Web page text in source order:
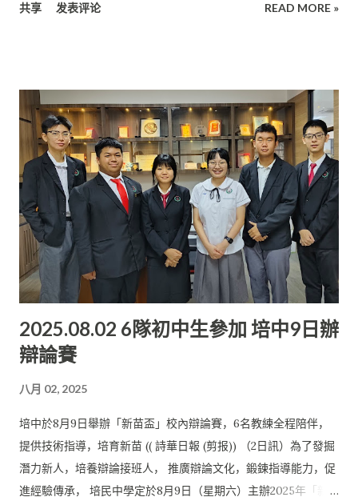
(Sunway University)就讀數字電影製作(Digital Film
弟學妹提供了寶貴的經驗和建議。 林惠姍之所以選擇培中，是受
到姐姐和哥哥的影響，在就讀過程中， 她逐漸愛上了這裡的學習
氛圍。 她強調，培中老師在提升學生英語能力方面付出許多的時
間與功夫， 注重三語教學的環境也讓她更容易融入大學生活。 社
團活動增強社交 在談到培民中學的教育對大學生活的幫助時，林
惠姍表示， 在培中的六年學習經歷讓她受益匪淺。除了語言能力
的提升， 該校豐富的社團活動也增強了她的社交能力和團隊合作
精神。 “大學其實像是社會的縮影，你會認識到形形色色的人，
然而在培中求學的這6年，讓我學到了許多待人處事的方式， 也
提升了我面對突發事件的應對能力。” 她認為，學弟學妹要好好
享受中學時光，中學生涯是非常美好的。 在努力學習提升自己本
身的同時，也要多參與各種不同的活動， 探索自己的興趣領域。
打好基礎， 未來的大學生活才會更加順利。
共享 发表评论 READ MORE »
2025.08.02 6隊初中生參加 培中9日辦
辯論賽
八月 02, 2025
培中於8月9日舉辦「新苗盃」校內辯論賽，6名教練全程陪伴，
提供技術指導，培育新苗 (( 詩華日報 (剪报)) （2日訊）為了發掘
潛力新人，培養辯論接班人， 推廣辯論文化，鍛鍊指導能力，促
進經驗傳承， 培民中學定於8月9日（星期六）主辦2025年「新